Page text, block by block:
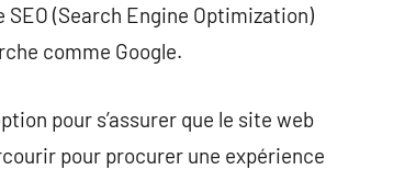
(Search Engine Optimization)
comme Google.
pour s’assurer que le site web
pour procurer une expérience